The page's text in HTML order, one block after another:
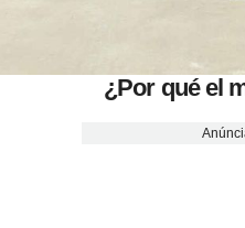
¿Por qué el